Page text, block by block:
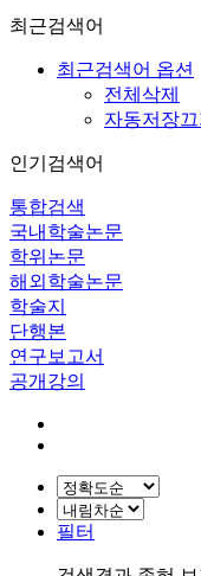
최근검색어
최근검색어 옵션
전체삭제
자동저장끄
인기검색어
통합검색
국내학술논문
학위논문
해외학술논문
학술지
단행본
연구보고서
공개강의
필터